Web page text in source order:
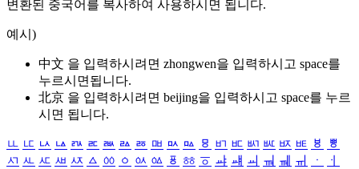
변환된 중국어를 복사하여 사용하시면 됩니다.
예시)
中文 을 입력하시려면 zhongwen을 입력하시고 space를
누르시면됩니다.
北京 을 입력하시려면 beijing을 입력하시고 space를 누르
시면 됩니다.
ㅥ ㅦ ㅧ ㅨ ㅩ ㅪ ㅫ ㅬ ㅭ ㅮ ㅯ ㅰ ㅱ ㅲ ㅳ ㅴ ㅵ ㅶ ㅷ ㅸ
ㅹ
ㅺ ㅻ ㅼ ㅽ ㅾ ㅿ ㆀ ㆁ ㆂ ㆃ ㆄ ㆅ ㆆ ㆇ ㆈ ㆉ ㆊ ㆋ ㆌ ㆍ
ㆎ